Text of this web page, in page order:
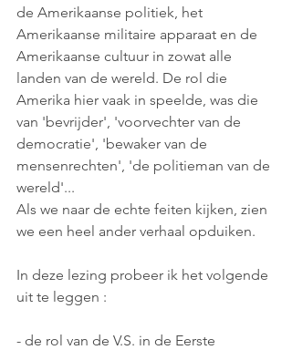
de Amerikaanse politiek, het
Amerikaanse militaire apparaat en de
Amerikaanse cultuur in zowat alle
landen van de wereld. De rol die
Amerika hier vaak in speelde, was die
van 'bevrijder', 'voorvechter van de
democratie', 'bewaker van de
mensenrechten', 'de politieman van de
wereld'...
Als we naar de echte feiten kijken, zien
we een heel ander verhaal opduiken.
In deze lezing probeer ik het volgende
uit te leggen :
- de rol van de V.S. in de Eerste